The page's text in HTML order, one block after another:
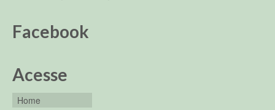
Facebook
Acesse
Home